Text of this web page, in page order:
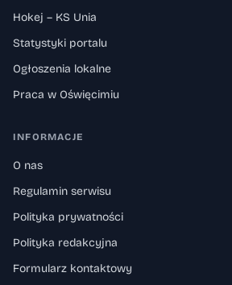
Hokej – KS Unia
Statystyki portalu
Ogłoszenia lokalne
Praca w Oświęcimiu
INFORMACJE
O nas
Regulamin serwisu
Polityka prywatności
Polityka redakcyjna
Formularz kontaktowy